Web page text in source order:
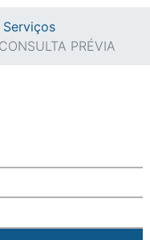
Serviços
PRÉVIA